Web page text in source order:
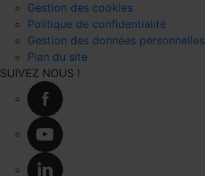
Gestion des cookies
Politique de confidentialité
Gestion des données personnelles
Plan du site
SUIVEZ NOUS !